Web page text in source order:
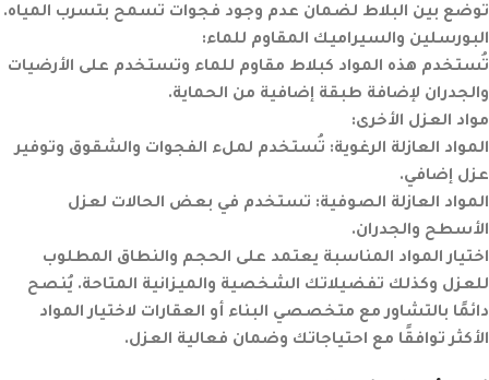
توضع بين البلاط لضمان عدم وجود فجوات تسمح بتسرب المياه.
البورسلين والسيراميك المقاوم للماء:
تُستخدم هذه المواد كبلاط مقاوم للماء وتستخدم على الأرضيات
والجدران لإضافة طبقة إضافية من الحماية.
مواد العزل الأخرى:
المواد العازلة الرغوية: تُستخدم لملء الفجوات والشقوق وتوفير
عزل إضافي.
المواد العازلة الصوفية: تستخدم في بعض الحالات لعزل
الأسطح والجدران.
اختيار المواد المناسبة يعتمد على الحجم والنطاق المطلوب
للعزل وكذلك تفضيلاتك الشخصية والميزانية المتاحة. يُنصح
دائمًا بالتشاور مع متخصصي البناء أو العقارات لاختيار المواد
الأكثر توافقًا مع احتياجاتك وضمان فعالية العزل.